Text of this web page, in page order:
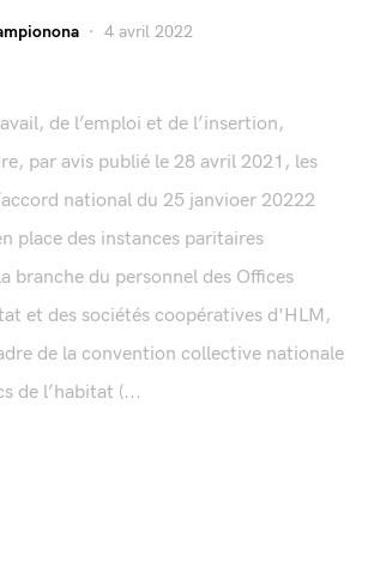
4 avril 2022
de l’emploi et de l’insertion,
par avis publié le 28 avril 2021, les
national du 25 janvioer 20222
place des instances paritaires
branche du personnel des Offices
et des sociétés coopératives d'HLM,
de la convention collective nationale
de l’habitat (...